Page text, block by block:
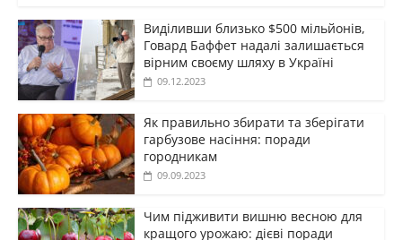
Виділивши близько $500 мільйонів,
Говард Баффет надалі залишається
вірним своєму шляху в Україні
09.12.2023
Як правильно збирати та зберігати
гарбузове насіння: поради
городникам
09.09.2023
Чим підживити вишню весною для
кращого урожаю: дієві поради